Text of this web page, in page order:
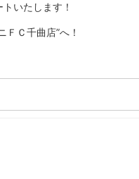
いたします！
Ｃ千曲店”へ！